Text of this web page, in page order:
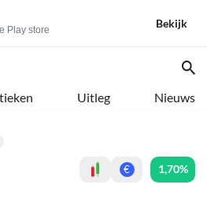
Play store
Bekijk
Uitleg Nieuws
€ 1,70%